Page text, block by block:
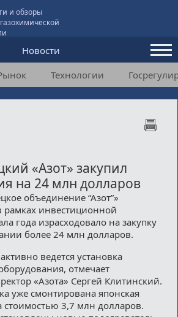
и обзоры
Новости
и мнения
Конференции
соглашение
Медиакит
Технологии
«Азот» закупил
на 24 млн долларов
объединение “Азот”»
рамках инвестиционной
года израсходовало на закупку
более 24 млн долларов.
ведется установка
отмечает
«Азота» Сергей Клитинский.
уже смонтирована японская
3,7 млн долларов.